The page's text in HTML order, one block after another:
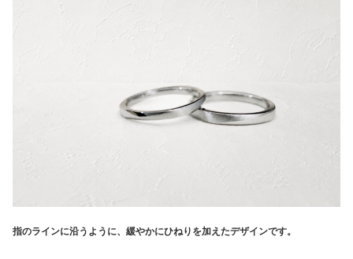
指のラインに沿うように、緩やかにひねりを加えたデザインです。